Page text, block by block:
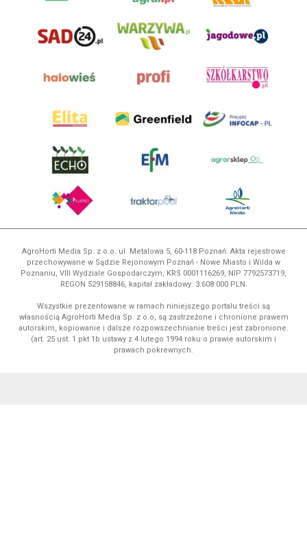
AgroHorti Media Sp. z o.o. ul. Metalowa 5, 60-118 Poznań. Akta rejestrowe
przechowywane w Sądzie Rejonowym Poznań - Nowe Miasto i Wilda w
Poznaniu, VIII Wydziale Gospodarczym, KRS 0001116269, NIP 7792573719,
REGON 529158846, kapitał zakładowy: 3.608.000 PLN.
Wszystkie prezentowane w ramach niniejszego portalu treści są
własnością AgroHorti Media Sp. z o.o, są zastrzeżone i chronione prawem
autorskim, kopiowanie i dalsze rozpowszechnianie treści jest zabronione.
(art. 25 ust. 1 pkt 1b ustawy z 4 lutego 1994 roku o prawie autorskim i
prawach pokrewnych.